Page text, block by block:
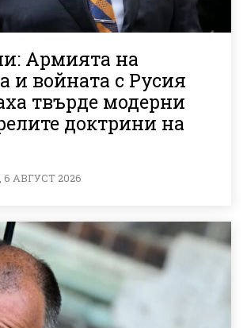
Армията на
и войната с Русия
твърде модерни
доктрини на
АВГУСТ 2026